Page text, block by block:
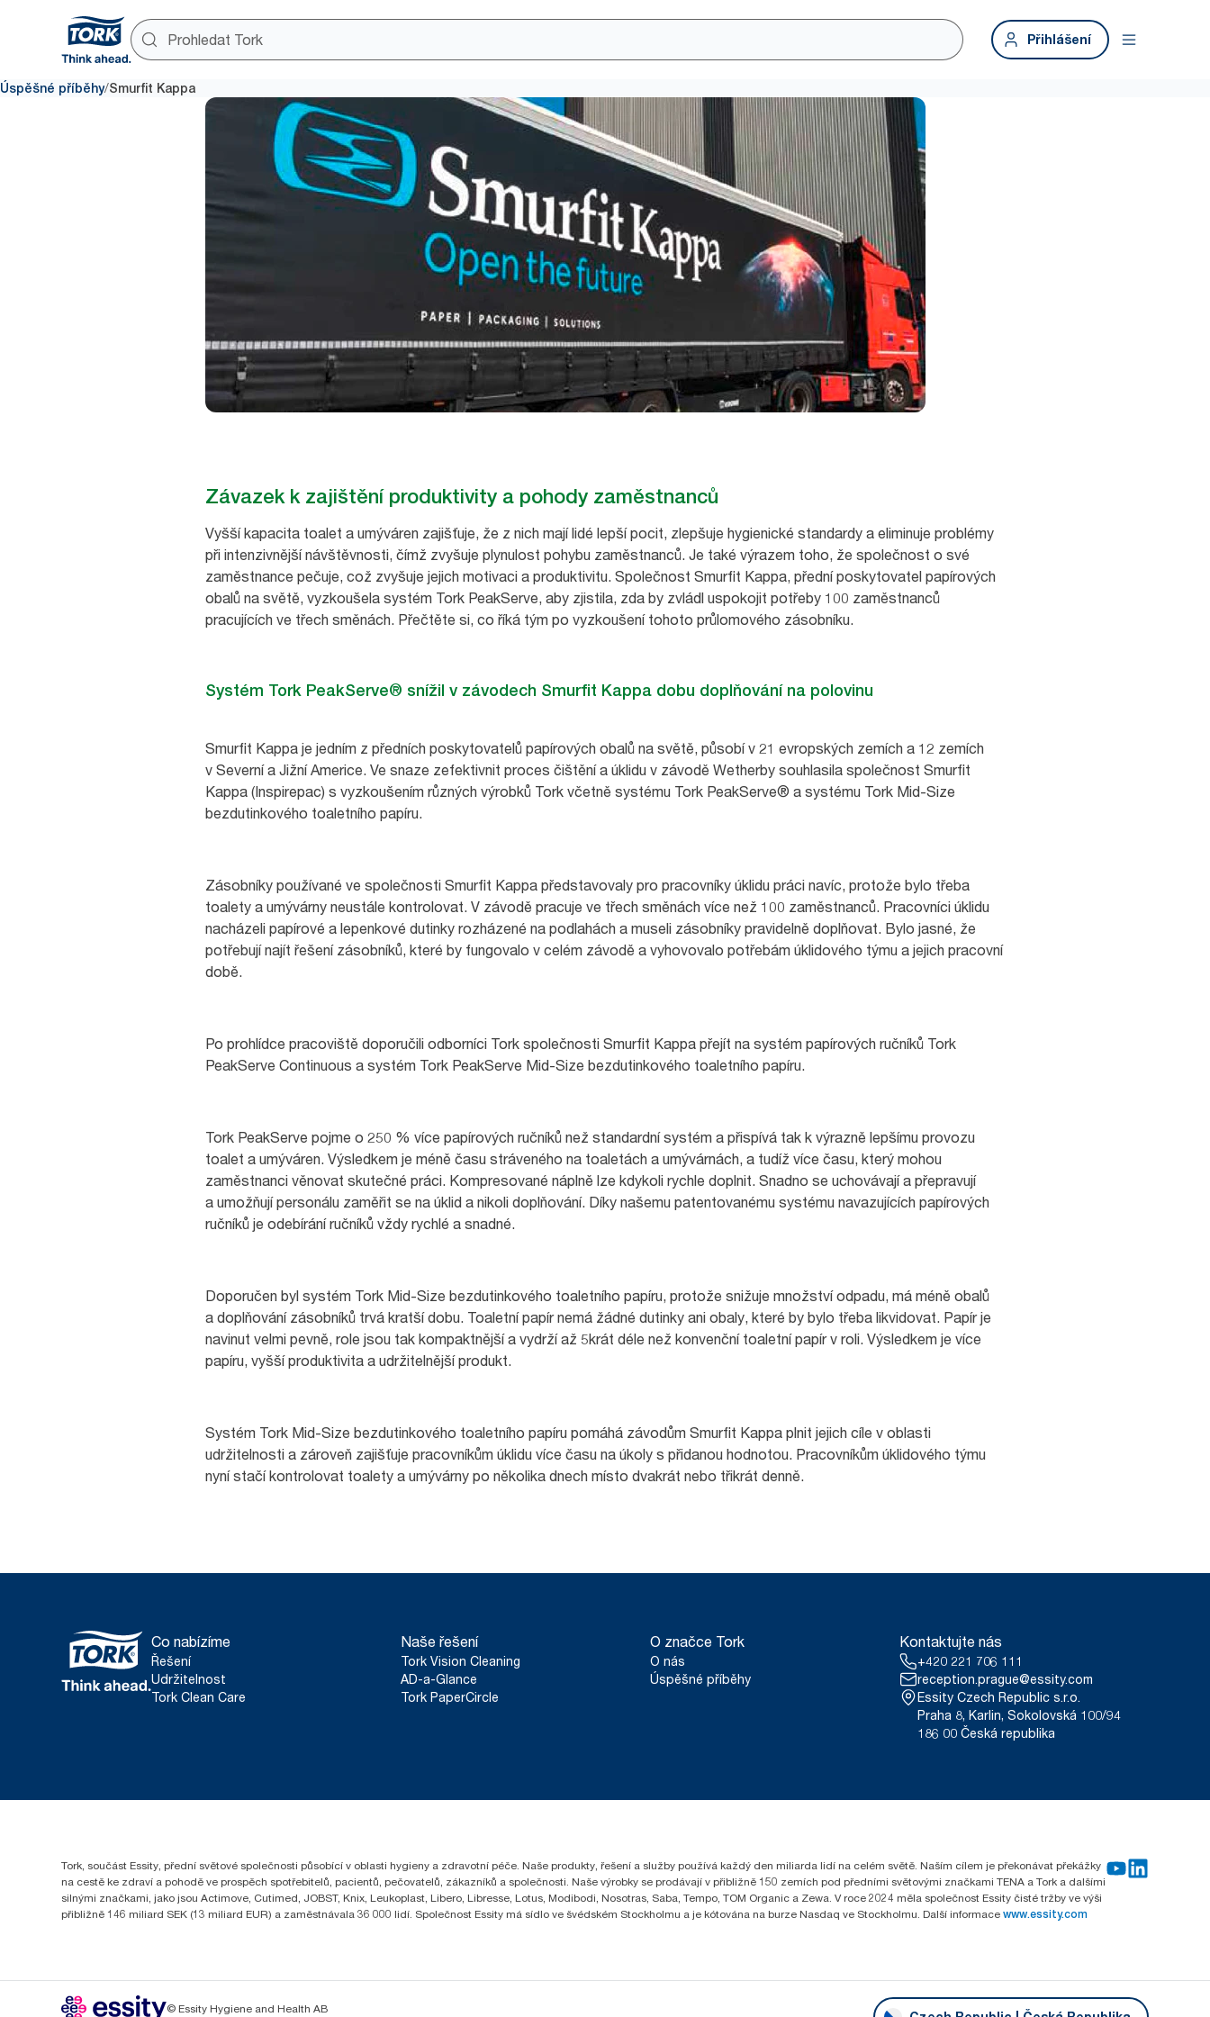
Přihlášení
Úspěšné příběhy/Smurfit Kappa
Závazek k zajištění produktivity a pohody zaměstnanců
Vyšší kapacita toalet a umýváren zajišťuje, že z nich mají lidé lepší pocit, zlepšuje hygienické standardy a eliminuje problémy
při intenzivnější návštěvnosti, čímž zvyšuje plynulost pohybu zaměstnanců. Je také výrazem toho, že společnost o své
zaměstnance pečuje, což zvyšuje jejich motivaci a produktivitu. Společnost Smurfit Kappa, přední poskytovatel papírových
obalů na světě, vyzkoušela systém Tork PeakServe, aby zjistila, zda by zvládl uspokojit potřeby 100 zaměstnanců
pracujících ve třech směnách. Přečtěte si, co říká tým po vyzkoušení tohoto průlomového zásobníku.
Systém Tork PeakServe® snížil v závodech Smurfit Kappa dobu doplňování na polovinu
Smurfit Kappa je jedním z předních poskytovatelů papírových obalů na světě, působí v 21 evropských zemích a 12 zemích
v Severní a Jižní Americe. Ve snaze zefektivnit proces čištění a úklidu v závodě Wetherby souhlasila společnost Smurfit
Kappa (Inspirepac) s vyzkoušením různých výrobků Tork včetně systému Tork PeakServe® a systému Tork Mid-Size
bezdutinkového toaletního papíru.
Zásobníky používané ve společnosti Smurfit Kappa představovaly pro pracovníky úklidu práci navíc, protože bylo třeba
toalety a umývárny neustále kontrolovat. V závodě pracuje ve třech směnách více než 100 zaměstnanců. Pracovníci úklidu
nacházeli papírové a lepenkové dutinky rozházené na podlahách a museli zásobníky pravidelně doplňovat. Bylo jasné, že
potřebují najít řešení zásobníků, které by fungovalo v celém závodě a vyhovovalo potřebám úklidového týmu a jejich pracovní
době.
Po prohlídce pracoviště doporučili odborníci Tork společnosti Smurfit Kappa přejít na systém papírových ručníků Tork
PeakServe Continuous a systém Tork PeakServe Mid-Size bezdutinkového toaletního papíru.
Tork PeakServe pojme o 250 % více papírových ručníků než standardní systém a přispívá tak k výrazně lepšímu provozu
toalet a umýváren. Výsledkem je méně času stráveného na toaletách a umývárnách, a tudíž více času, který mohou
zaměstnanci věnovat skutečné práci. Kompresované náplně lze kdykoli rychle doplnit. Snadno se uchovávají a přepravují
a umožňují personálu zaměřit se na úklid a nikoli doplňování. Díky našemu patentovanému systému navazujících papírových
ručníků je odebírání ručníků vždy rychlé a snadné.
Doporučen byl systém Tork Mid-Size bezdutinkového toaletního papíru, protože snižuje množství odpadu, má méně obalů
a doplňování zásobníků trvá kratší dobu. Toaletní papír nemá žádné dutinky ani obaly, které by bylo třeba likvidovat. Papír je
navinut velmi pevně, role jsou tak kompaktnější a vydrží až 5krát déle než konvenční toaletní papír v roli. Výsledkem je více
papíru, vyšší produktivita a udržitelnější produkt.
Systém Tork Mid-Size bezdutinkového toaletního papíru pomáhá závodům Smurfit Kappa plnit jejich cíle v oblasti
udržitelnosti a zároveň zajišťuje pracovníkům úklidu více času na úkoly s přidanou hodnotou. Pracovníkům úklidového týmu
nyní stačí kontrolovat toalety a umývárny po několika dnech místo dvakrát nebo třikrát denně.
Co nabízíme
Řešení
Udržitelnost
Tork Clean Care
Naše řešení
Tork Vision Cleaning
AD-a-Glance
Tork PaperCircle
O značce Tork
O nás
Úspěšné příběhy
Kontaktujte nás
+420 221 706 111
reception.prague@essity.com
Essity Czech Republic s.r.o.
Praha 8, Karlin, Sokolovská 100/94
186 00 Česká republika
Tork, součást Essity, přední světové společnosti působící v oblasti hygieny a zdravotní péče. Naše produkty, řešení a služby používá každý den miliarda lidí na celém světě. Naším cílem je překonávat překážky
na cestě ke zdraví a pohodě ve prospěch spotřebitelů, pacientů, pečovatelů, zákazníků a společnosti. Naše výrobky se prodávají v přibližně 150 zemích pod předními světovými značkami TENA a Tork a dalšími
silnými značkami, jako jsou Actimove, Cutimed, JOBST, Knix, Leukoplast, Libero, Libresse, Lotus, Modibodi, Nosotras, Saba, Tempo, TOM Organic a Zewa. V roce 2024 měla společnost Essity čisté tržby ve výši
přibližně 146 miliard SEK (13 miliard EUR) a zaměstnávala 36 000 lidí. Společnost Essity má sídlo ve švédském Stockholmu a je kótována na burze Nasdaq ve Stockholmu. Další informace www.essity.com
© Essity Hygiene and Health AB